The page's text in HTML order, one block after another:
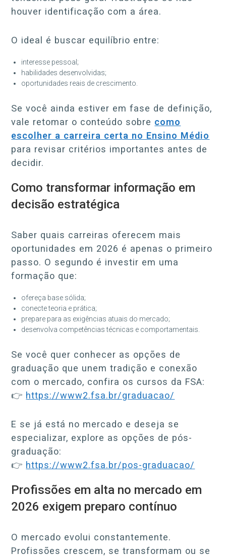
houver identificação com a área.
O ideal é buscar equilíbrio entre:
interesse pessoal;
habilidades desenvolvidas;
oportunidades reais de crescimento.
Se você ainda estiver em fase de definição,
vale retomar o conteúdo sobre como
escolher a carreira certa no Ensino Médio
para revisar critérios importantes antes de
decidir.
Como transformar informação em
decisão estratégica
Saber quais carreiras oferecem mais
oportunidades em 2026 é apenas o primeiro
passo. O segundo é investir em uma
formação que:
ofereça base sólida;
conecte teoria e prática;
prepare para as exigências atuais do mercado;
desenvolva competências técnicas e comportamentais.
Se você quer conhecer as opções de
graduação que unem tradição e conexão
com o mercado, confira os cursos da FSA:
👉 https://www2.fsa.br/graduacao/
E se já está no mercado e deseja se
especializar, explore as opções de pós-
graduação:
👉 https://www2.fsa.br/pos-graduacao/
Profissões em alta no mercado em
2026 exigem preparo contínuo
O mercado evolui constantemente.
Profissões crescem, se transformam ou se